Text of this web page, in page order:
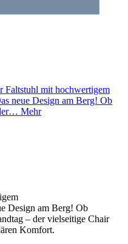
Faltstuhl mit hochwertigem
neue Design am Berg! Ob
Mehr
Design am Berg! Ob
– der vielseitige Chair
Komfort.